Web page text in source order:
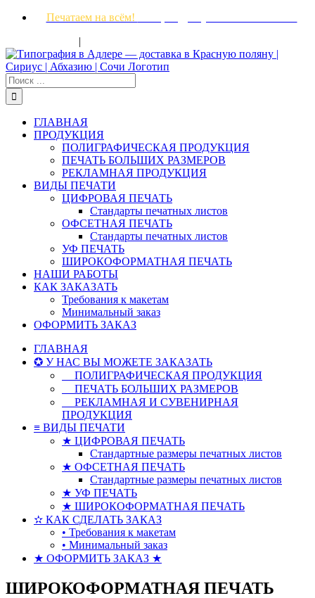
Skip
Печатаем на всём!
|
Результат
поиска:
ГЛАВНАЯ
ПРОДУКЦИЯ
ПОЛИГРАФИЧЕСКАЯ ПРОДУКЦИЯ
ПЕЧАТЬ БОЛЬШИХ РАЗМЕРОВ
РЕКЛАМНАЯ ПРОДУКЦИЯ
ВИДЫ ПЕЧАТИ
ЦИФРОВАЯ ПЕЧАТЬ
Стандарты печатных листов
ОФСЕТНАЯ ПЕЧАТЬ
Стандарты печатных листов
УФ ПЕЧАТЬ
ШИРОКОФОРМАТНАЯ ПЕЧАТЬ
НАШИ РАБОТЫ
КАК ЗАКАЗАТЬ
Требования к макетам
Минимальный заказ
ОФОРМИТЬ ЗАКАЗ
ГЛАВНАЯ
✪ У НАС ВЫ МОЖЕТЕ ЗАКАЗАТЬ
ПОЛИГРАФИЧЕСКАЯ ПРОДУКЦИЯ
ПЕЧАТЬ БОЛЬШИХ РАЗМЕРОВ
РЕКЛАМНАЯ И СУВЕНИРНАЯ
ПРОДУКЦИЯ
≡ ВИДЫ ПЕЧАТИ
★ ЦИФРОВАЯ ПЕЧАТЬ
Стандартные размеры печатных листов
★ ОФСЕТНАЯ ПЕЧАТЬ
Стандартные размеры печатных листов
★ УФ ПЕЧАТЬ
★ ШИРОКОФОРМАТНАЯ ПЕЧАТЬ
✫ КАК СДЕЛАТЬ ЗАКАЗ
• Требования к макетам
• Минимальный заказ
★ ОФОРМИТЬ ЗАКАЗ ★
ШИРОКОФОРМАТНАЯ ПЕЧАТЬ